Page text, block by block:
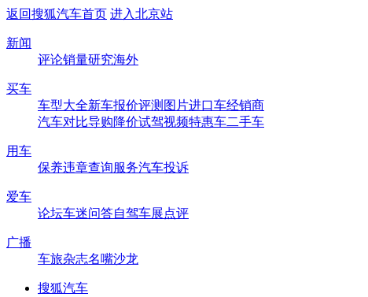
返回搜狐汽车首页 进入北京站
新闻
评论销量研究海外
买车
车型大全新车报价评测 图片进口车经销商
汽车对比导购降价试驾视频特惠车二手车
用车
保养违章查询服务汽车投诉
爱车
论坛车迷问答自驾车展点评
广播
车旅杂志名嘴沙龙
搜狐汽车